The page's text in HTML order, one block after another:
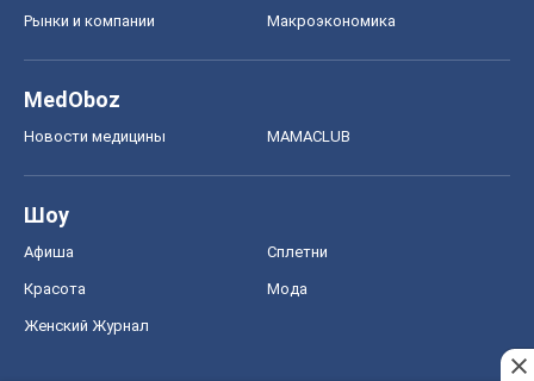
Рынки и компании Mакроэкономика
MedOboz
Новости медицины MAMACLUB
Шоу
Афиша Сплетни
Красота Мода
Женский Журнал